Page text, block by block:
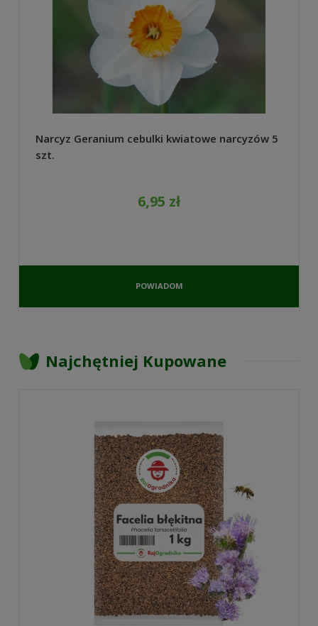
Narcyz Geranium cebulki kwiatowe narcyzów 5
szt.
6,95 zł
POWIADOM
DOSTĘPNOŚCI
Najchętniej Kupowane